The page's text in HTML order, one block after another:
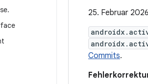
.
25. Februar 2026
Commits.